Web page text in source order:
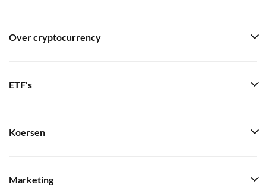
Over cryptocurrency
ETF's
Koersen
Marketing